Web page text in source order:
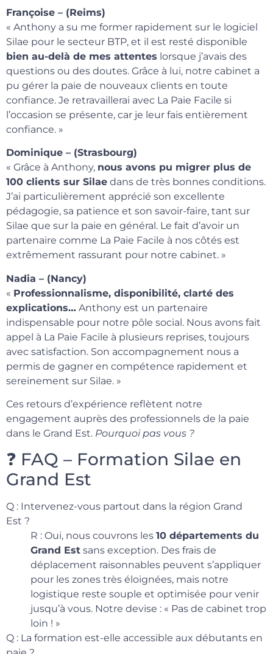
Françoise – (Reims)
« Anthony a su me former rapidement sur le logiciel
Silae pour le secteur BTP, et il est resté disponible
bien au-delà de mes attentes lorsque j’avais des
questions ou des doutes. Grâce à lui, notre cabinet a
pu gérer la paie de nouveaux clients en toute
confiance. Je retravaillerai avec La Paie Facile si
l’occasion se présente, car je leur fais entièrement
confiance. »
Dominique – (Strasbourg)
« Grâce à Anthony, nous avons pu migrer plus de
100 clients sur Silae dans de très bonnes conditions.
J’ai particulièrement apprécié son excellente
pédagogie, sa patience et son savoir-faire, tant sur
Silae que sur la paie en général. Le fait d’avoir un
partenaire comme La Paie Facile à nos côtés est
extrêmement rassurant pour notre cabinet. »
Nadia – (Nancy)
« Professionnalisme, disponibilité, clarté des
explications… Anthony est un partenaire
indispensable pour notre pôle social. Nous avons fait
appel à La Paie Facile à plusieurs reprises, toujours
avec satisfaction. Son accompagnement nous a
permis de gagner en compétence rapidement et
sereinement sur Silae. »
Ces retours d’expérience reflètent notre
engagement auprès des professionnels de la paie
dans le Grand Est. Pourquoi pas vous ?
❓ FAQ – Formation Silae en
Grand Est
Q : Intervenez-vous partout dans la région Grand
Est ?
R : Oui, nous couvrons les 10 départements du
Grand Est sans exception. Des frais de
déplacement raisonnables peuvent s’appliquer
pour les zones très éloignées, mais notre
logistique reste souple et optimisée pour venir
jusqu’à vous. Notre devise : « Pas de cabinet trop
loin ! »
Q : La formation est-elle accessible aux débutants en